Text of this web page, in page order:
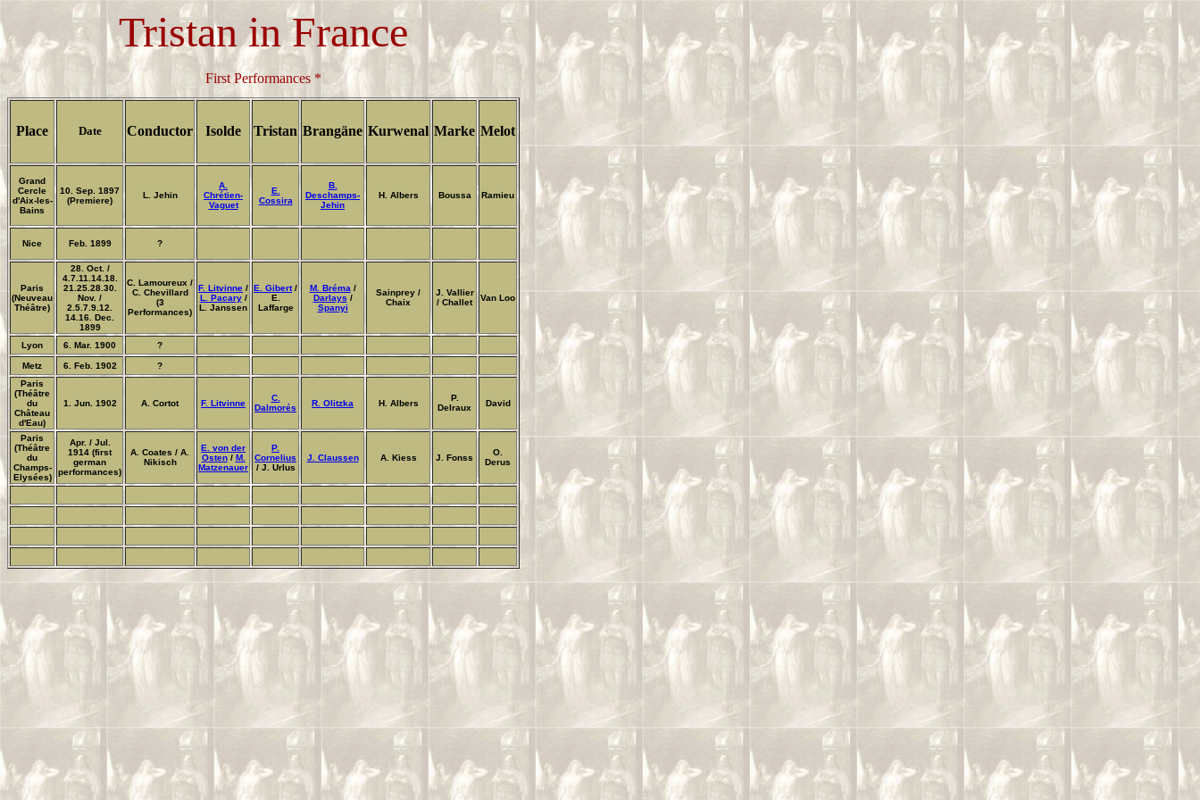
Tristan in France
First Performances *
Place Date Conductor Isolde Tristan Brangäne Kurwenal Marke Melot
Grand
Cercle
d'Aix-les-
Bains
10. Sep. 1897
(Premiere)
L. Jehin
A.
Chrétien-
Vaguet
E.
Cossira
B.
Deschamps-
Jehin
H. Albers Boussa Ramieu
Nice Feb. 1899 ?
Paris
(Neuveau
Théâtre)
28. Oct. /
4.7.11.14.18.
21.25.28.30.
Nov. /
2.5.7.9.12.
14.16. Dec.
1899
C. Lamoureux /
C. Chevillard
(3
Performances)
F. Litvinne /
L. Pacary/
L. Janssen
E. Gibert/
E.
Laffarge
M. Bréma /
Darlays /
Spanyi
Sainprey /
Chaix
J. Vallier
/ Challet
Van Loo
Lyon 6. Mar. 1900 ?
Metz 6. Feb. 1902
?
Paris
(Théâtre
du
Château
d'Eau)
1. Jun. 1902 A. Cortot F. Litvinne
C.
Dalmorés
R. Olitzka H. Albers
P.
Delraux
David
Paris
(Théâtre
du
Champs-
Elysées)
Apr. / Jul.
1914 (first
german
performances)
A. Coates / A.
Nikisch
E. von der
Osten/ M.
Matzenauer
P.
Cornelius
/ J. Urlus
J. Claussen A. Kiess J. Fonss
O.
Derus